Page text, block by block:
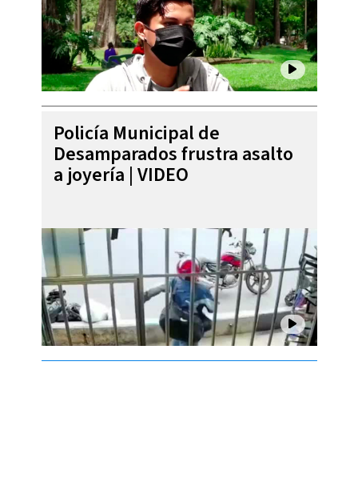
Policía Municipal de
Desamparados frustra asalto
a joyería | VIDEO